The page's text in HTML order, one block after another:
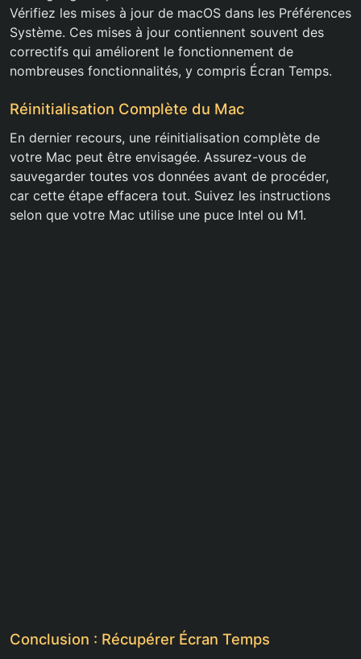
Vérifiez les mises à jour de macOS dans les Préférences
Système. Ces mises à jour contiennent souvent des
correctifs qui améliorent le fonctionnement de
nombreuses fonctionnalités, y compris Écran Temps.
Réinitialisation Complète du Mac
En dernier recours, une réinitialisation complète de
votre Mac peut être envisagée. Assurez-vous de
sauvegarder toutes vos données avant de procéder,
car cette étape effacera tout. Suivez les instructions
selon que votre Mac utilise une puce Intel ou M1.
Conclusion : Récupérer Écran Temps